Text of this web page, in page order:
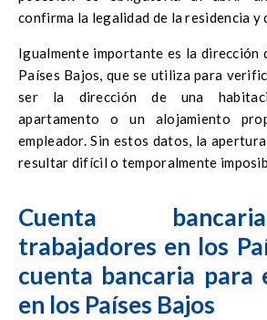
confirma la legalidad de la residencia y
Igualmente importante es la dirección
Países Bajos, que se utiliza para
ser la dirección de una
apartamento o un alojamiento
empleador. Sin estos datos, la
resultar difícil o temporalmente
Cuenta
trabajadores en los
cuenta bancaria para
en los Países Bajos